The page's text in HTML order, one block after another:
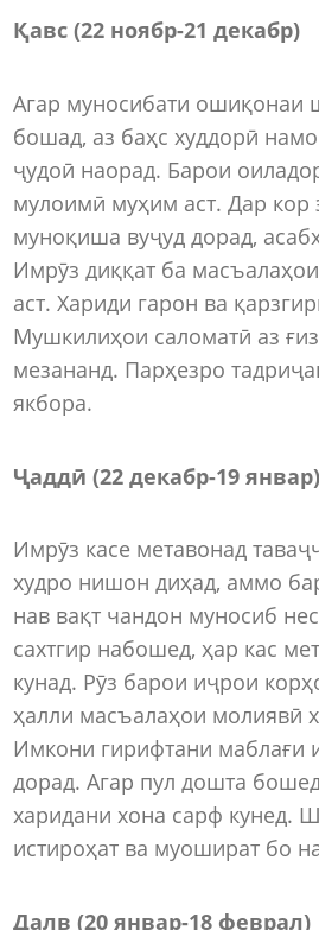
Қавс (22 ноябр-21 декабр)
Агар муносибати ошиқонаи
бошад, аз баҳс худдорӣ
ҷудоӣ наорад. Барои
мулоимӣ муҳим аст. Дар кор
муноқиша вуҷуд дорад,
Имрӯз диққат ба
аст. Хариди гарон ва
Мушкилиҳои саломатӣ аз
мезананд. Парҳезро
якбора.
Ҷаддӣ (22 декабр-19 январ)
Имрӯз касе метавонад
худро нишон диҳад, аммо
нав вақт чандон муносиб
сахтгир набошед, ҳар кас
кунад. Рӯз барои иҷрои
ҳалли масъалаҳои молиявӣ
Имкони гирифтани маблағи
дорад. Агар пул дошта
харидани хона сарф кунед.
истироҳат ва муошират бо
Далв (20 январ-18 феврал)